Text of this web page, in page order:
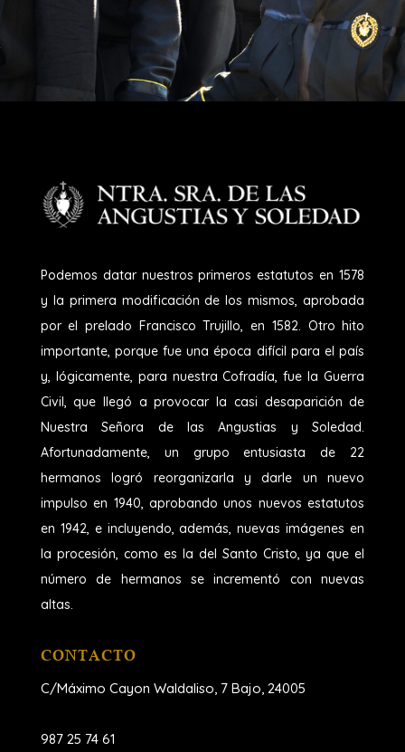
Podemos datar nuestros primeros estatutos en 1578
y la primera modificación de los mismos, aprobada
por el prelado Francisco Trujillo, en 1582. Otro hito
importante, porque fue una época difícil para el país
y, lógicamente, para nuestra Cofradía, fue la Guerra
Civil, que llegó a provocar la casi desaparición de
Nuestra Señora de las Angustias y Soledad.
Afortunadamente, un grupo entusiasta de 22
hermanos logró reorganizarla y darle un nuevo
impulso en 1940, aprobando unos nuevos estatutos
en 1942, e incluyendo, además, nuevas imágenes en
la procesión, como es la del Santo Cristo, ya que el
número de hermanos se incrementó con nuevas
altas.
CONTACTO
C/Máximo Cayon Waldaliso, 7 Bajo, 24005
987 25 74 61